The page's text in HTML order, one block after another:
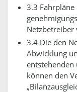
3.3
Netzbetreiber
3.4 Die den
Abwicklung
entstehenden
können den